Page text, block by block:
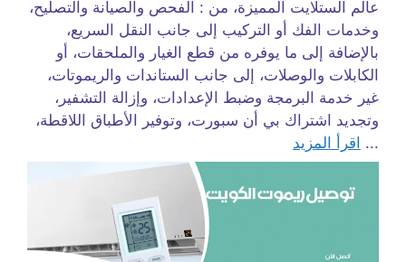
عالم الستلايت المميزة، من : الفحص والصيانة والتصليح،
وخدمات الفك أو التركيب إلى جانب النقل السريع،
بالإضافة إلى ما يوفره من قطع الغيار والملحقات، أو
الكابلات والوصلات، إلى جانب الستاندات والريموتات،
غير خدمة البرمجة وضبط الإعدادات، وإزالة التشفير،
وتجديد اشتراك بي أن سبورت، وتوفير الأطباق اللاقطة،
... اقرأ المزيد